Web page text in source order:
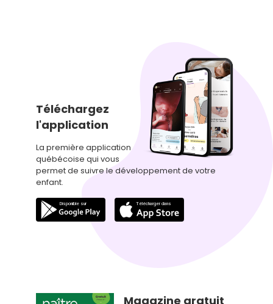
Téléchargez
l'application
La première application
québécoise qui vous
permet de suivre le développement de votre
enfant.
Magazine gratuit